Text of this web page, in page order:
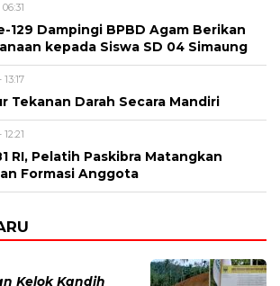
129 Dampingi BPBD Agam Berikan
kepada Siswa SD 04 Simaung
Tekanan Darah Secara Mandiri
RI, Pelatih Paskibra Matangkan
Formasi Anggota
Kelok Kandih